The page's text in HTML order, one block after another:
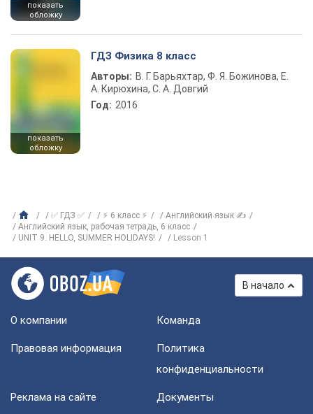
показать
обложку
показать
обложку
ГДЗ Физика 8 класс
Авторы: В. Г. Барьяхтар, Ф. Я. Божинова, Е.
А. Кирюхина, С. А. Довгий
Год: 2016
✅ ГДЗ ✅ ⚡ 6 класс ⚡
Английский язык ✍
Английский язык, рабочая тетрадь, 6 класс
UNIT 9. HELLO, SUMMER HOLIDAYS!
Lesson 1
В начало
О компании Команда
Правовая информация
Политика
конфиденциальности
Реклама на сайте Документы